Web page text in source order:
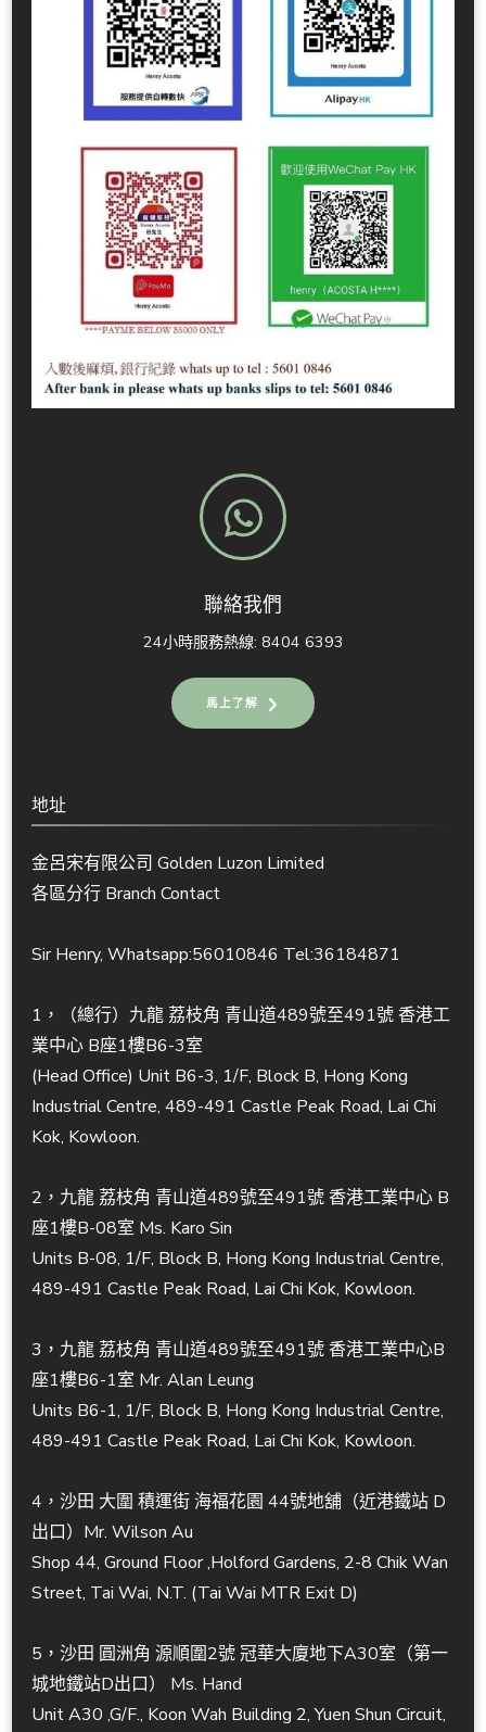
聯絡我們
24小時服務熱線: 8404 6393
馬上了解
地址
金呂宋有限公司 Golden Luzon Limited
各區分行 Branch Contact
Sir Henry, Whatsapp:56010846 Tel:36184871
1，（總行）九龍 荔枝角 青山道489號至491號 香港工
業中心 B座1樓B6-3室
(Head Office) Unit B6-3, 1/F, Block B, Hong Kong
Industrial Centre, 489-491 Castle Peak Road, Lai Chi
Kok, Kowloon.
2，九龍 荔枝角 青山道489號至491號 香港工業中心 B
座1樓B-08室 Ms. Karo Sin
Units B-08, 1/F, Block B, Hong Kong Industrial Centre,
489-491 Castle Peak Road, Lai Chi Kok, Kowloon.
3，九龍 荔枝角 青山道489號至491號 香港工業中心B
座1樓B6-1室 Mr. Alan Leung
Units B6-1, 1/F, Block B, Hong Kong Industrial Centre,
489-491 Castle Peak Road, Lai Chi Kok, Kowloon.
4，沙田 大圍 積運街 海福花園 44號地舖（近港鐵站 D
出口）Mr. Wilson Au
Shop 44, Ground Floor ,Holford Gardens, 2-8 Chik Wan
Street, Tai Wai, N.T. (Tai Wai MTR Exit D)
5，沙田 圓洲角 源順圍2號 冠華大廈地下A30室（第一
城地鐵站D出口） Ms. Hand
Unit A30 ,G/F., Koon Wah Building 2, Yuen Shun Circuit,